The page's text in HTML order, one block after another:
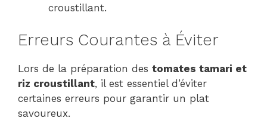
croustillant.
Erreurs Courantes à Éviter
Lors de la préparation des tomates tamari et
riz croustillant, il est essentiel d’éviter
certaines erreurs pour garantir un plat
savoureux.